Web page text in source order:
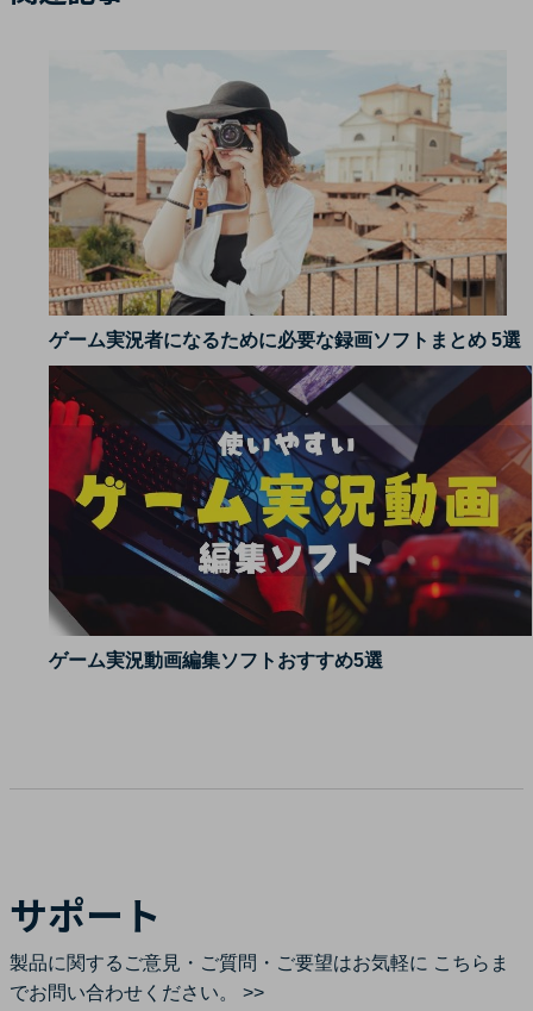
ゲーム実況者になるために必要な録画ソフトまとめ 5選
ゲーム実況動画編集ソフトおすすめ5選
サポート
製品に関するご意見・ご質問・ご要望はお気軽に こちらま
でお問い合わせください。 >>